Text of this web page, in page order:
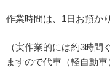
作業時間は、1日お預か
（実作業的には約3時間
ますので代車（軽自動車